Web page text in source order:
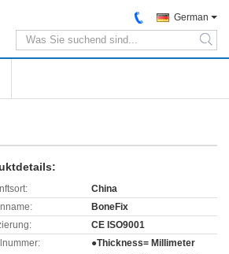
German
search
China
BoneFix
CE ISO9001
●Thickness= Millimeter